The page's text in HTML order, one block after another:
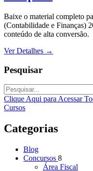
Baixe o material completo
(Contabilidade e Finanças)
conteúdo de alta conversão.
Ver Detalhes →
Pesquisar
Clique Aqui para Acessar
Cursos
Categorias
Blog
Concursos 8
Área Fiscal